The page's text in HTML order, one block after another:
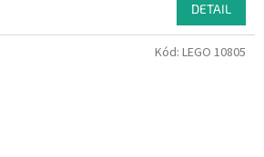
DETAIL
Kód: LEGO 10805